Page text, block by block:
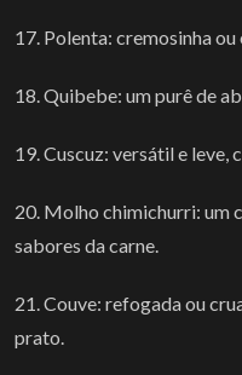
17. Polenta: cremosinha
18. Quibebe: um purê de
19. Cuscuz: versátil e leve,
20. Molho chimichurri: um
sabores da carne.
21. Couve: refogada ou
prato.